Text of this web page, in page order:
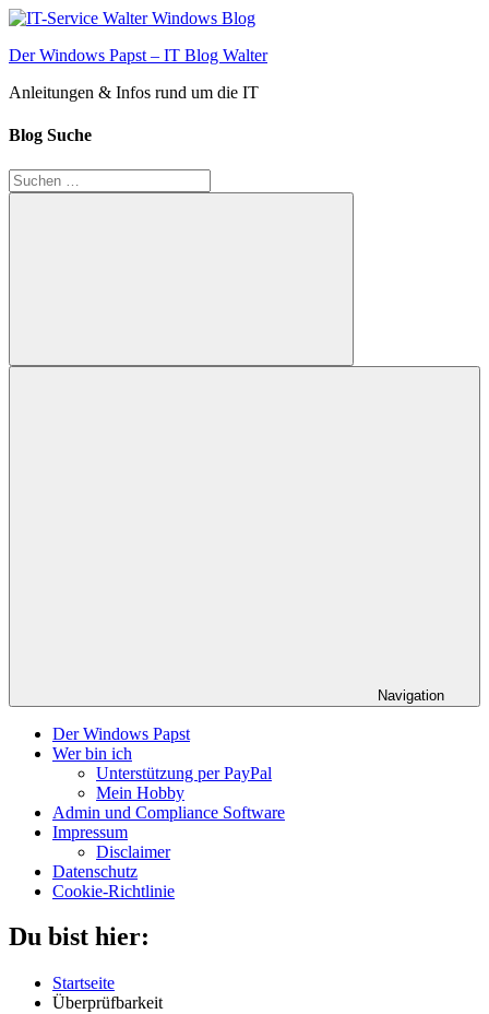
Zum
springen
Der Windows Papst – IT Blog Walter
Anleitungen & Infos rund um die IT
Blog Suche
Suchen
nach:
Suchen
Navigation
Der Windows Papst
Wer bin ich
Unterstützung per PayPal
Mein Hobby
Admin und Compliance Software
Impressum
Disclaimer
Datenschutz
Cookie-Richtlinie
Du bist hier:
Startseite
Überprüfbarkeit